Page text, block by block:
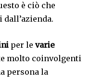
è ciò che
per le varie
molto coinvolgenti
persona la